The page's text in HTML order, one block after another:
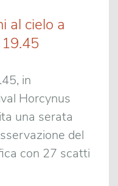
al cielo a
in
Horcynus
una serata
del
con 27 scatti